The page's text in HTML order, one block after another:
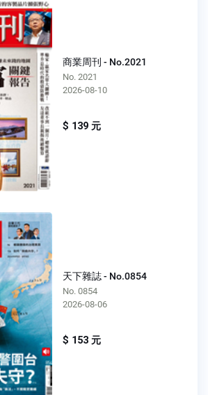
商業周刊 - No.2021
No. 2021
2026-08-10
$ 139 元
天下雜誌 - No.0854
No. 0854
2026-08-06
$ 153 元